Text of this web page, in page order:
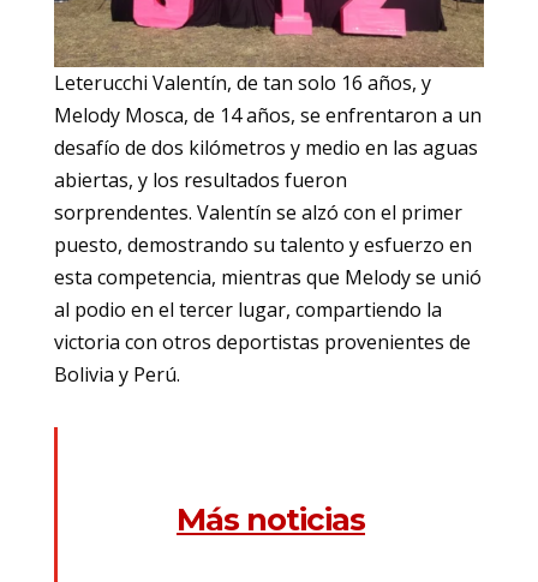
Leterucchi Valentín, de tan solo 16 años, y
Melody Mosca, de 14 años, se enfrentaron a un
desafío de dos kilómetros y medio en las aguas
abiertas, y los resultados fueron
sorprendentes. Valentín se alzó con el primer
puesto, demostrando su talento y esfuerzo en
esta competencia, mientras que Melody se unió
al podio en el tercer lugar, compartiendo la
victoria con otros deportistas provenientes de
Bolivia y Perú.
Más noticias